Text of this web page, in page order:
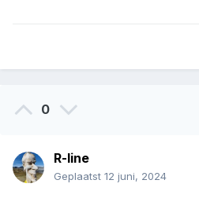
0
R-line
Geplaatst 12 juni, 2024